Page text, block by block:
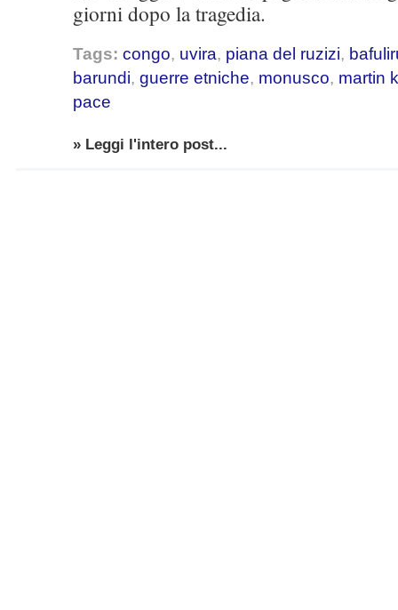
giorni dopo la tragedia.
Tags: congo, uvira, piana del ruzizi,
barundi, guerre etniche, monusco, martin
pace
» Leggi l'intero post...